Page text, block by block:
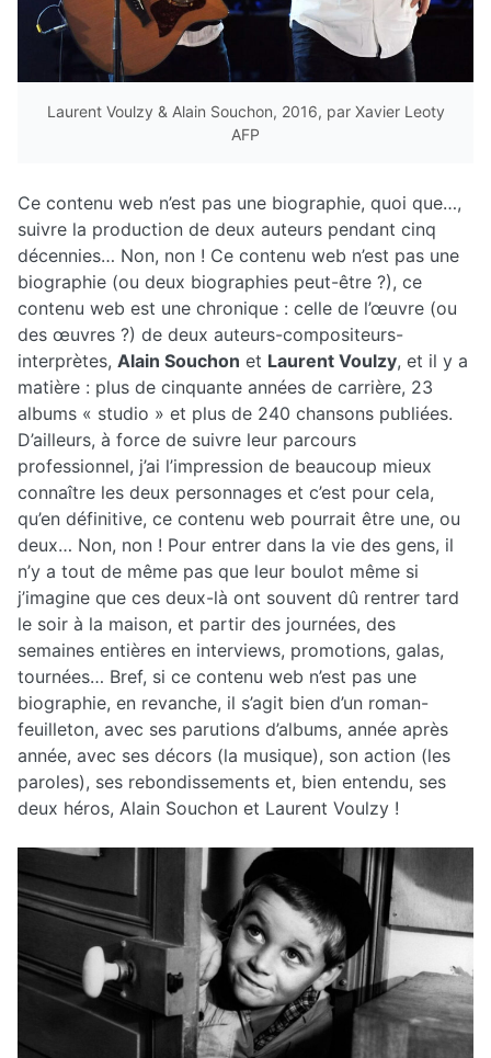
Laurent Voulzy & Alain Souchon, 2016, par Xavier Leoty
AFP
Ce contenu web n’est pas une biographie, quoi que…,
suivre la production de deux auteurs pendant cinq
décennies… Non, non ! Ce contenu web n’est pas une
biographie (ou deux biographies peut-être ?), ce
contenu web est une chronique : celle de l’œuvre (ou
des œuvres ?) de deux auteurs-compositeurs-
interprètes, Alain Souchon et Laurent Voulzy, et il y a
matière : plus de cinquante années de carrière, 23
albums « studio » et plus de 240 chansons publiées.
D’ailleurs, à force de suivre leur parcours
professionnel, j’ai l’impression de beaucoup mieux
connaître les deux personnages et c’est pour cela,
qu’en définitive, ce contenu web pourrait être une, ou
deux… Non, non ! Pour entrer dans la vie des gens, il
n’y a tout de même pas que leur boulot même si
j’imagine que ces deux-là ont souvent dû rentrer tard
le soir à la maison, et partir des journées, des
semaines entières en interviews, promotions, galas,
tournées… Bref, si ce contenu web n’est pas une
biographie, en revanche, il s’agit bien d’un roman-
feuilleton, avec ses parutions d’albums, année après
année, avec ses décors (la musique), son action (les
paroles), ses rebondissements et, bien entendu, ses
deux héros, Alain Souchon et Laurent Voulzy !